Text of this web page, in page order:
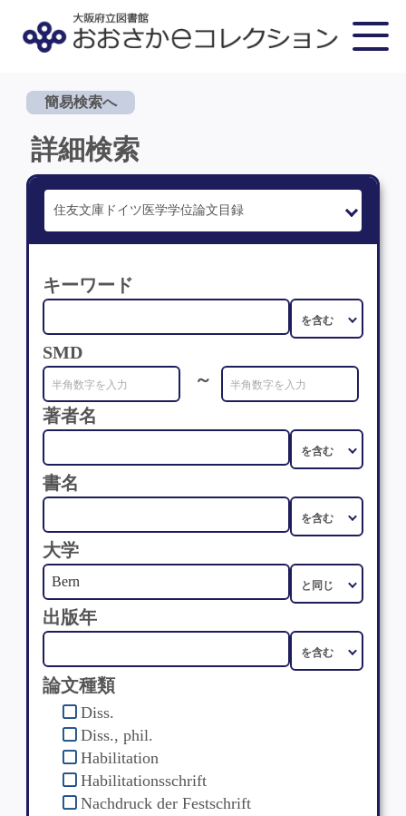
簡易検索へ
詳細検索
キーワード
SMD
～
著者名
書名
大学
出版年
論文種類
Diss.
Diss., phil.
Habilitation
Habilitationsschrift
Nachdruck der Festschrift